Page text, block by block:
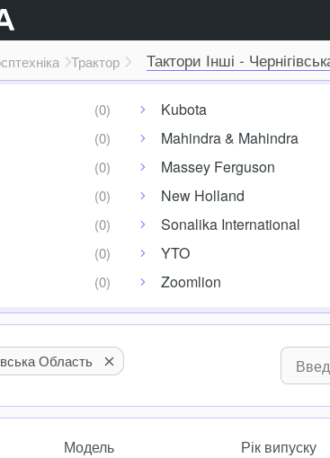
Трактор Тактори Інші -
Kubota
Mahindra & Mahindra
Massey Ferguson
New Holland
Sonalika International
YTO
Zoomlion
Область
Модель Рік випуску